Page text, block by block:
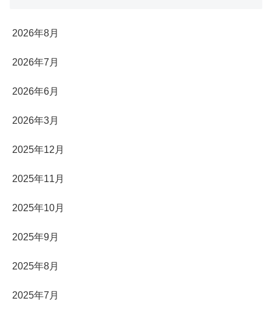
2026年8月
2026年7月
2026年6月
2026年3月
2025年12月
2025年11月
2025年10月
2025年9月
2025年8月
2025年7月